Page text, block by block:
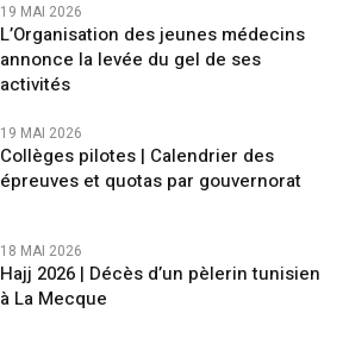
19 MAI 2026
L’Organisation des jeunes médecins
annonce la levée du gel de ses
activités
19 MAI 2026
Collèges pilotes | Calendrier des
épreuves et quotas par gouvernorat
18 MAI 2026
Hajj 2026 | Décès d’un pèlerin tunisien
à La Mecque